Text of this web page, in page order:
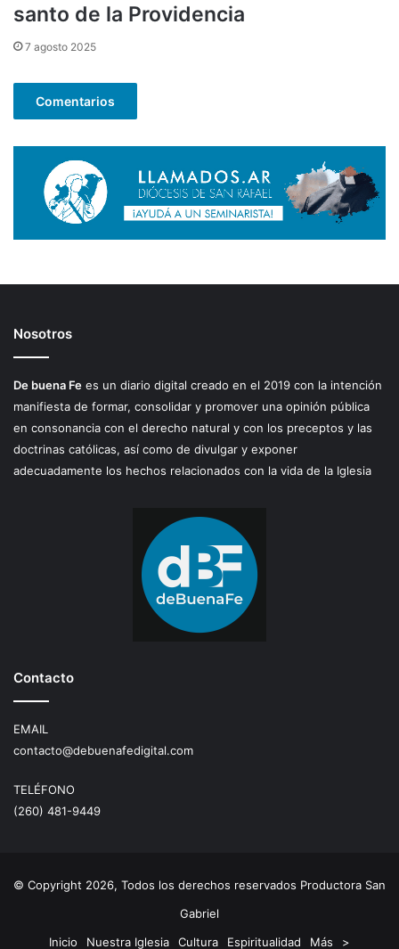
santo de la Providencia
7 agosto 2025
Comentarios
Nosotros
De buena Fe es un diario digital creado en el 2019 con la intención
manifiesta de formar, consolidar y promover una opinión pública
en consonancia con el derecho natural y con los preceptos y las
doctrinas católicas, así como de divulgar y exponer
adecuadamente los hechos relacionados con la vida de la Iglesia
Contacto
EMAIL
contacto@debuenafedigital.com
TELÉFONO
(260) 481-9449
© Copyright 2026, Todos los derechos reservados Productora San
Gabriel
Inicio
Nuestra Iglesia Cultura Espiritualidad Más >